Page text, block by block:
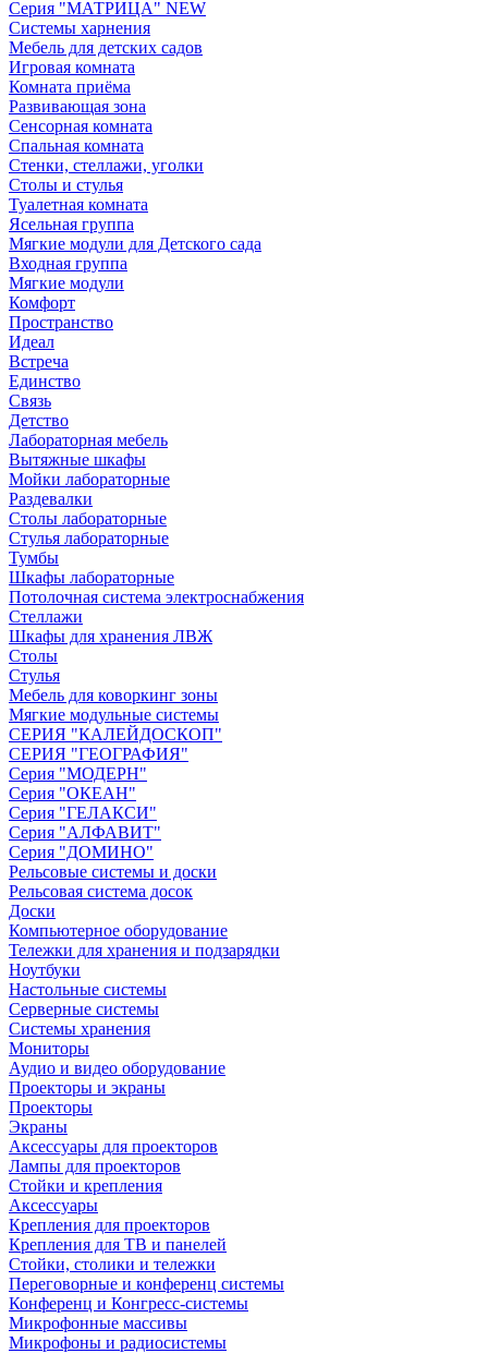
Серия "МАТРИЦА" NEW
Системы харнения
Мебель для детских садов
Игровая комната
Комната приёма
Развивающая зона
Сенсорная комната
Спальная комната
Стенки, стеллажи, уголки
Столы и стулья
Туалетная комната
Ясельная группа
Мягкие модули для Детского сада
Входная группа
Мягкие модули
Комфорт
Пространство
Идеал
Встреча
Единство
Связь
Детство
Лабораторная мебель
Вытяжные шкафы
Мойки лабораторные
Раздевалки
Столы лабораторные
Стулья лабораторные
Тумбы
Шкафы лабораторные
Потолочная система электроснабжения
Стеллажи
Шкафы для хранения ЛВЖ
Столы
Стулья
Мебель для коворкинг зоны
Мягкие модульные системы
СЕРИЯ "КАЛЕЙДОСКОП"
СЕРИЯ "ГЕОГРАФИЯ"
Серия "МОДЕРН"
Серия "ОКЕАН"
Серия "ГЕЛАКСИ"
Серия "АЛФАВИТ"
Серия "ДОМИНО"
Рельсовые системы и доски
Рельсовая система досок
Доски
Компьютерное оборудование
Тележки для хранения и подзарядки
Ноутбуки
Настольные системы
Серверные системы
Системы хранения
Мониторы
Аудио и видео оборудование
Проекторы и экраны
Проекторы
Экраны
Аксессуары для проекторов
Лампы для проекторов
Стойки и крепления
Аксессуары
Крепления для проекторов
Крепления для ТВ и панелей
Стойки, столики и тележки
Переговорные и конференц системы
Конференц и Конгресс-системы
Микрофонные массивы
Микрофоны и радиосистемы